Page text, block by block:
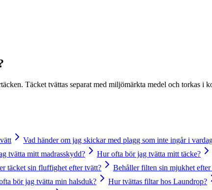
Täcket tvättas separat med miljömärkta medel och
Vad händer om jag skickar med plagg som inte ingår i
tvätta mitt madrasskydd? Hur ofta bör jag tvätta mitt täcke?
täcket sin fluffighet efter tvätt? Behåller filten sin mjukhet efter
bör jag tvätta min halsduk? Hur tvättas filtar hos Laundrop?